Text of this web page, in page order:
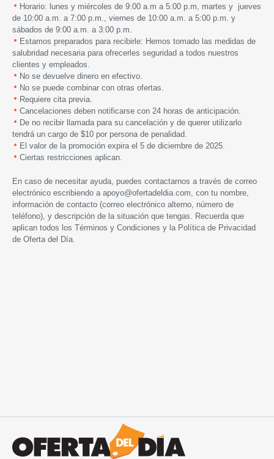
Horario: lunes y miércoles de 9:00 a.m a 5:00 p.m, martes y jueves
de 10:00 a.m. a 7:00 p.m., viernes de 10:00 a.m. a 5:00 p.m. y
sábados de 9:00 a.m. a 3:00 p.m.
Estamos preparados para recibirle: Hemos tomado las medidas de
salubridad necesaria para ofrecerles seguridad a todos nuestros
clientes y empleados.
No se devuelve dinero en efectivo.
No se puede combinar con otras ofertas.
Requiere cita previa.
Cancelaciones deben notificarse con 24 horas de anticipación.
De no recibir llamada para su cancelación y de querer utilizarlo
tendrá un cargo de $10 por persona de penalidad.
El valor de la promoción expira el 5 de diciembre de 2025.
Ciertas restricciones aplican.
En caso de necesitar ayuda, puedes contactarnos a través de correo
electrónico escribiendo a apoyo@ofertadeldia.com , con tu nombre,
información de contacto (correo electrónico alterno, número de
teléfono), y descripción de la situación que tengas. Recuerda que
aplican todos los Términos y Condiciones y la Política de Privacidad
de Oferta del Día.